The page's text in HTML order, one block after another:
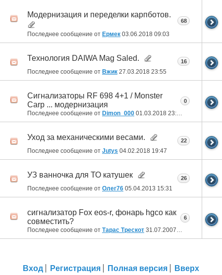
Модернизация и переделки карпботов.
Последнее сообщение от Ермек 03.06.2018 09:03
68
Технология DAIWA Mag Saled.
Последнее сообщение от Вжик 27.03.2018 23:55
16
Сигнализаторы RF 698 4+1 / Monster
Carp ... модернизация
Последнее сообщение от Dimon_000 01.03.2018 23:26
0
Уход за механическими весами.
Последнее сообщение от Jutys 04.02.2018 19:47
22
УЗ ванночка для ТО катушек
Последнее сообщение от Олег76 05.04.2013 15:31
26
сигнализатор Fox eos-r, фонарь hgco как
совместить?
Последнее сообщение от Тарас Трескот 31.07.2007 00:42
6
Вход Регистрация Полная версия Вверх